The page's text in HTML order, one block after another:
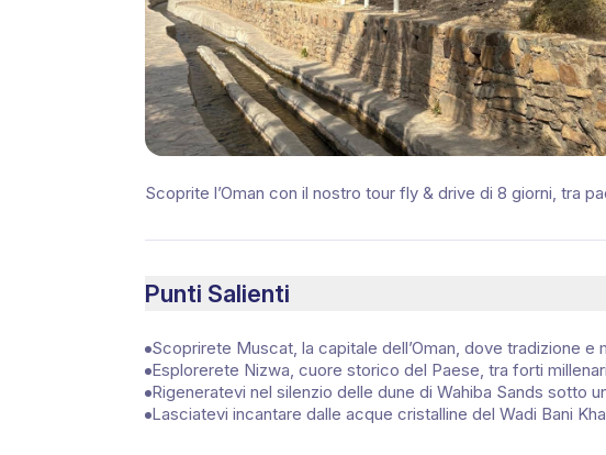
Scoprite l’Oman con il nostro tour fly & drive di 8 giorni, tra
Punti Salienti
Scoprirete Muscat, la capitale dell’Oman, dove tradizione e
Esplorerete Nizwa, cuore storico del Paese, tra forti
Rigeneratevi nel silenzio delle dune di Wahiba Sands sotto
Lasciatevi incantare dalle acque cristalline del Wadi Bani